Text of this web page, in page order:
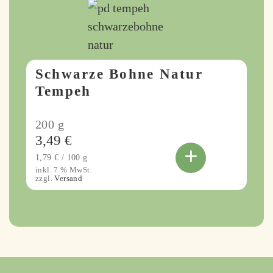
Schwarze Bohne Natur
Tempeh
200 g
3,49 €
1,79 € / 100 g
inkl. 7 % MwSt.
zzgl.Versand
+